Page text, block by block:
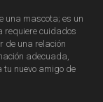
una mascota; es un
requiere cuidados
de una relación
adecuada,
nuevo amigo de